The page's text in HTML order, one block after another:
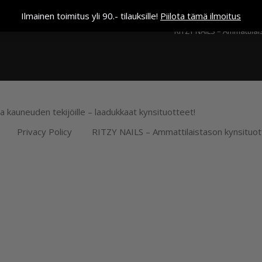
Ilmainen toimitus yli 90.- tilauksille! Piilota tämä ilmoitusKassa
RITZY NAILS –
kauneuden tekijöille – laadukkaat kynsituotteet!
Privacy Policy RITZY NAILS – Ammattilaistason